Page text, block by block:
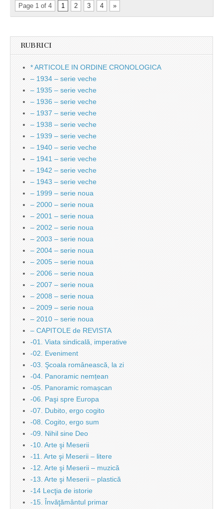
Page 1 of 4 1 2 3 4 »
RUBRICI
* ARTICOLE IN ORDINE CRONOLOGICA
– 1934 – serie veche
– 1935 – serie veche
– 1936 – serie veche
– 1937 – serie veche
– 1938 – serie veche
– 1939 – serie veche
– 1940 – serie veche
– 1941 – serie veche
– 1942 – serie veche
– 1943 – serie veche
– 1999 – serie noua
– 2000 – serie noua
– 2001 – serie noua
– 2002 – serie noua
– 2003 – serie noua
– 2004 – serie noua
– 2005 – serie noua
– 2006 – serie noua
– 2007 – serie noua
– 2008 – serie noua
– 2009 – serie noua
– 2010 – serie noua
– CAPITOLE de REVISTA
-01. Viata sindicală, imperative
-02. Eveniment
-03. Şcoala românească, la zi
-04. Panoramic nemțean
-05. Panoramic romașcan
-06. Paşi spre Europa
-07. Dubito, ergo cogito
-08. Cogito, ergo sum
-09. Nihil sine Deo
-10. Arte şi Meserii
-11. Arte şi Meserii – litere
-12. Arte şi Meserii – muzică
-13. Arte şi Meserii – plastică
-14 Lecţia de istorie
-15. Învăţământul primar